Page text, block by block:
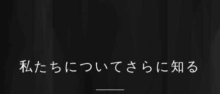
私たちについてさらに知る